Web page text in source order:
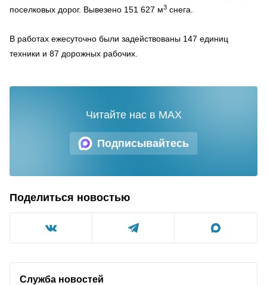
поселковых дорог. Вывезено 151 627 м3 снега.
В работах ежесуточно были задействованы 147 единиц
техники и 87 дорожных рабочих.
Подписывайтесь
Читайте нас в MAX
Поделиться новостью
Служба новостей